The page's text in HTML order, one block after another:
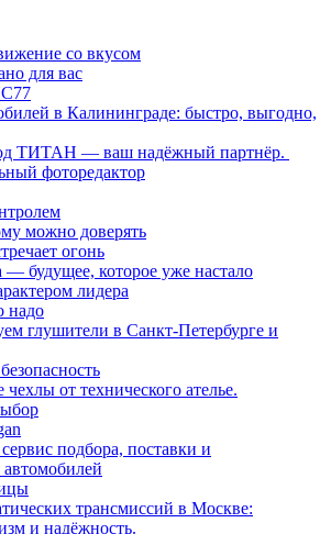
со вкусом
для вас
в Калининграде: быстро, выгодно,
ТИТАН — ваш надёжный партнёр.
фоторедактор
можно доверять
огонь
будущее, которое уже настало
лидера
надо
глушители в Санкт-Петербурге и
от технического ателье.
подбора, поставки и
трансмиссий в Москве:
и надёжность.